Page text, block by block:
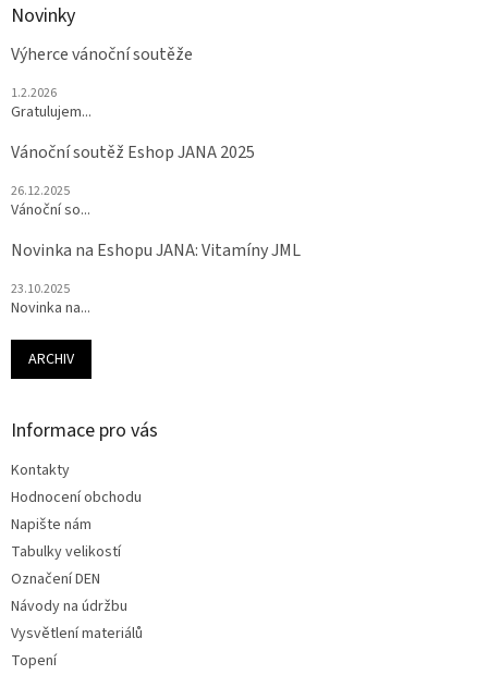
Novinky
Výherce vánoční soutěže
1.2.2026
Gratulujem...
Vánoční soutěž Eshop JANA 2025
26.12.2025
Vánoční so...
Novinka na Eshopu JANA: Vitamíny JML
23.10.2025
Novinka na...
ARCHIV
Informace pro vás
Kontakty
Hodnocení obchodu
Napište nám
Tabulky velikostí
Označení DEN
Návody na údržbu
Vysvětlení materiálů
Topení